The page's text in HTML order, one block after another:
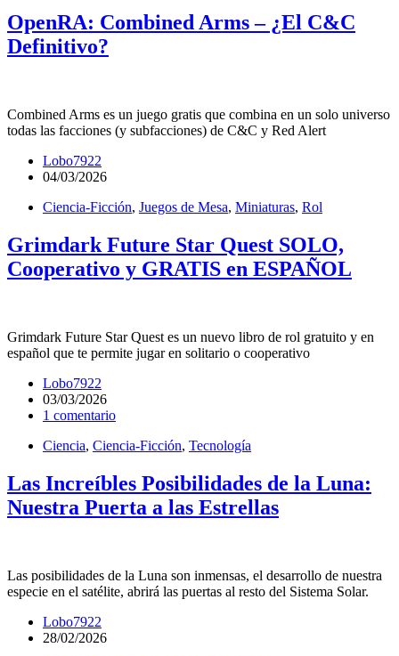
OpenRA: Combined Arms – ¿El C&C
Definitivo?
Combined Arms es un juego gratis que combina en un solo universo
todas las facciones (y subfacciones) de C&C y Red Alert
Lobo7922
04/03/2026
Ciencia-Ficción, Juegos de Mesa, Miniaturas, Rol
Grimdark Future Star Quest SOLO,
Cooperativo y GRATIS en ESPAÑOL
Grimdark Future Star Quest es un nuevo libro de rol gratuito y en
español que te permite jugar en solitario o cooperativo
Lobo7922
03/03/2026
1 comentario
Ciencia, Ciencia-Ficción, Tecnología
Las Increíbles Posibilidades de la Luna:
Nuestra Puerta a las Estrellas
Las posibilidades de la Luna son inmensas, el desarrollo de nuestra
especie en el satélite, abrirá las puertas al resto del Sistema Solar.
Lobo7922
28/02/2026